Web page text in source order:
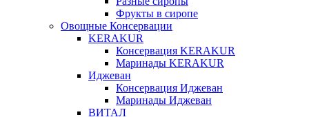
Фрукты в сиропе
Овощные Консервации
KERAKUR
Консервация KERAKUR
Маринады KERAKUR
Иджеван
Консервация Иджеван
Маринады Иджеван
ВИТАЛ